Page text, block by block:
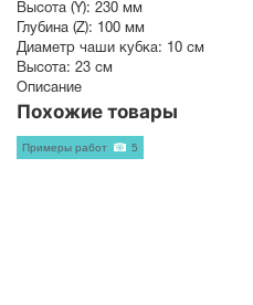
Высота (Y): 230 мм
Глубина (Z): 100 мм
Диаметр чаши кубка: 10 см
Высота: 23 см
Описание
Похожие товары
Примеры работ 5